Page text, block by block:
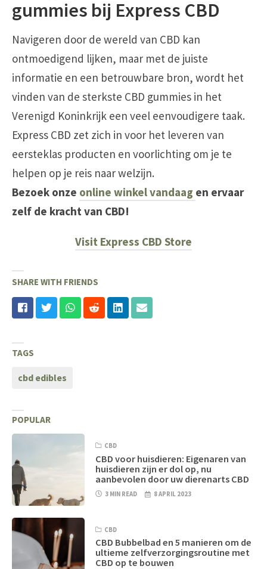
gummies bij Express CBD
Navigeren door de wereld van CBD kan
ontmoedigend lijken, maar met de juiste
informatie en een betrouwbare bron, wordt het
vinden van de sterkste CBD gummies in het
Verenigd Koninkrijk een veel eenvoudigere taak.
Express CBD zet zich in voor het leveren van
eersteklas producten en voorlichting om je te
helpen op je reis naar welzijn.
Bezoek onze online winkel vandaag en ervaar
zelf de kracht van CBD!
Visit Express CBD Store
SHARE WITH FRIENDS
TAGS
cbd edibles
POPULAR
CBD
CBD voor huisdieren: Eigenaren van
huisdieren zijn er dol op, nu
aanbevolen door uw dierenarts CBD
3 MIN READ 8 APRIL 2023
CBD
CBD Bubbelbad en 5 manieren om de
ultieme zelfverzorgingsroutine met
CBD op te bouwen